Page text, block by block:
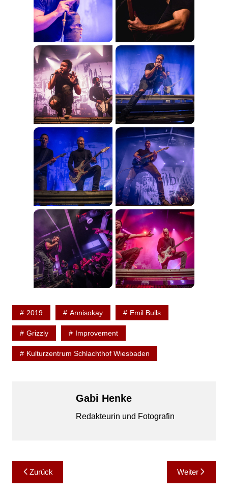
2019 Annisokay Emil Bulls
Grizzly Improvement
Kulturzentrum Schlachthof Wiesbaden
Gabi Henke
Redakteurin und Fotografin
Beitragsnavigation
Zurück Weiter